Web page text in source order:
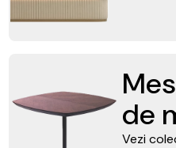
de
Vezi